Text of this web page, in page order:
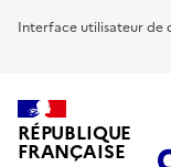
Interface utilisateur de
RÉPUBLIQUE
FRANÇAISE